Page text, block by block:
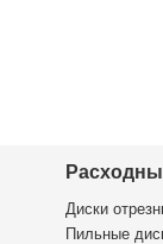
Диски
Пильные